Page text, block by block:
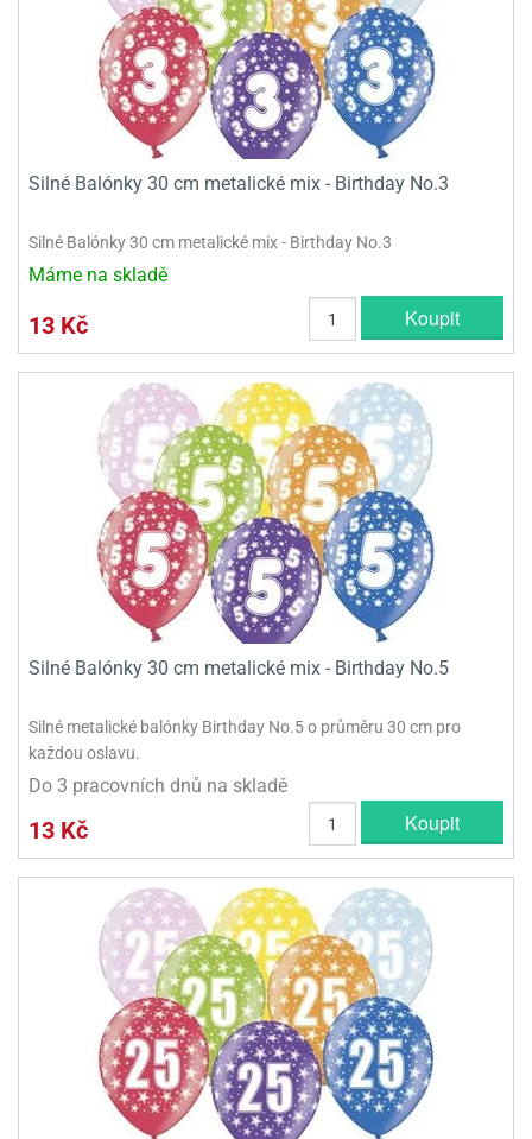
Silné Balónky 30 cm metalické mix - Birthday No.3
Silné Balónky 30 cm metalické mix - Birthday No.3
Máme na skladě
13 Kč Koupit
Silné Balónky 30 cm metalické mix - Birthday No.5
Silné metalické balónky Birthday No.5 o průměru 30 cm pro
každou oslavu.
Do 3 pracovních dnů na skladě
13 Kč Koupit